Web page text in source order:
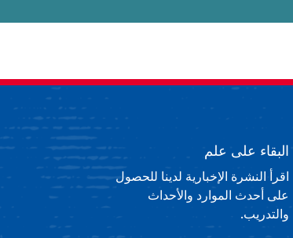
البقاء على علم
اقرأ النشرة الإخبارية لدينا للحصول
على أحدث الموارد والأحداث
والتدريب.